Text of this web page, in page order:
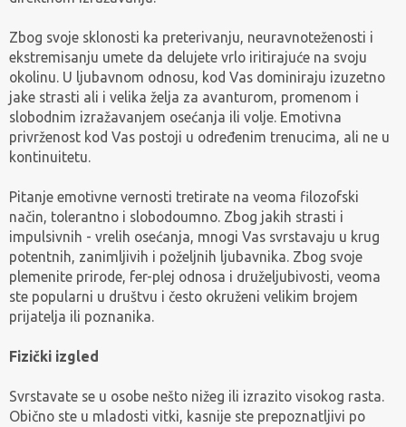
Zbog svoje sklonosti ka preterivanju, neuravnoteženosti i
ekstremisanju umete da delujete vrlo iritirajuće na svoju
okolinu. U ljubavnom odnosu, kod Vas dominiraju izuzetno
jake strasti ali i velika želja za avanturom, promenom i
slobodnim izražavanjem osećanja ili volje. Emotivna
privrženost kod Vas postoji u određenim trenucima, ali ne u
kontinuitetu.
Pitanje emotivne vernosti tretirate na veoma filozofski
način, tolerantno i slobodoumno. Zbog jakih strasti i
impulsivnih - vrelih osećanja, mnogi Vas svrstavaju u krug
potentnih, zanimljivih i poželjnih ljubavnika. Zbog svoje
plemenite prirode, fer-plej odnosa i druželjubivosti, veoma
ste popularni u društvu i često okruženi velikim brojem
prijatelja ili poznanika.
Fizički izgled
Svrstavate se u osobe nešto nižeg ili izrazito visokog rasta.
Obično ste u mladosti vitki, kasnije ste prepoznatljivi po